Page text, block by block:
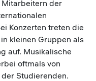
Mitarbeitern der
Konzerten treten die
kleinen Gruppen als
auf. Musikalische
oftmals von
Studierenden.